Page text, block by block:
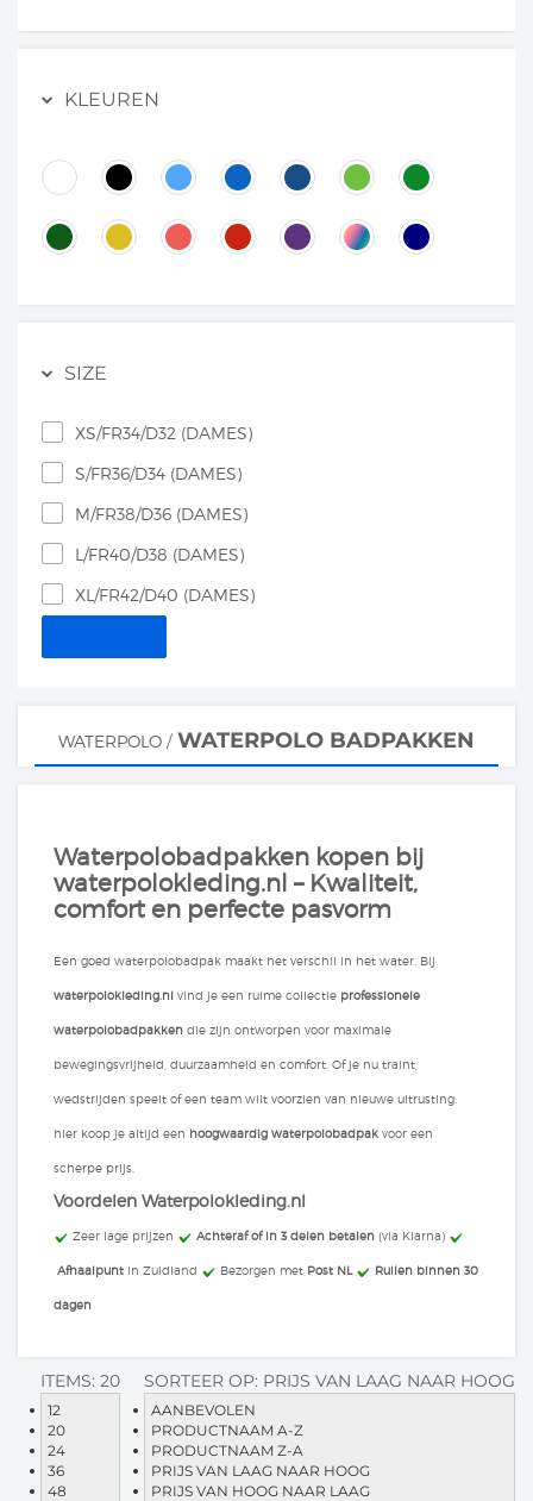
KLEUREN
SIZE
XS/FR34/D32 (DAMES)
S/FR36/D34 (DAMES)
M/FR38/D36 (DAMES)
L/FR40/D38 (DAMES)
XL/FR42/D40 (DAMES)
WATERPOLO / WATERPOLO BADPAKKEN
Waterpolobadpakken kopen bij
waterpolokleding.nl – Kwaliteit,
comfort en perfecte pasvorm
Een goed waterpolobadpak maakt het verschil in het water. Bij
waterpolokleding.nl vind je een ruime collectie professionele
waterpolobadpakken die zijn ontworpen voor maximale
bewegingsvrijheid, duurzaamheid en comfort. Of je nu traint,
wedstrijden speelt of een team wilt voorzien van nieuwe uitrusting:
hier koop je altijd een hoogwaardig waterpolobadpak voor een
scherpe prijs.
Voordelen Waterpolokleding.nl
​ Zeer lage prijzen Achteraf of in 3 delen betalen (via Klarna)
Afhaalpunt in Zuidland Bezorgen met Post NL Ruilen binnen 30
dagen
SORTEER OP: PRIJS VAN LAAG NAAR HOOG
AANBEVOLEN
PRODUCTNAAM A-Z
PRODUCTNAAM Z-A
PRIJS VAN LAAG NAAR HOOG
PRIJS VAN HOOG NAAR LAAG
ITEMS: 20
12
20
24
36
48